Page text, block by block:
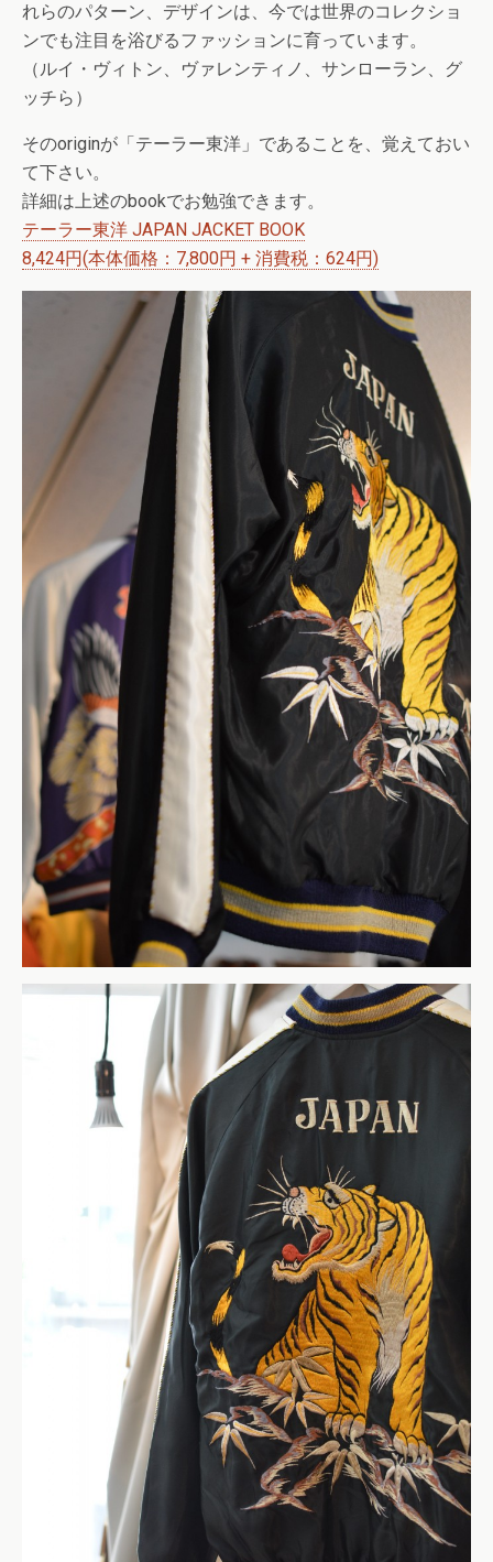
れらのパターン、デザインは、今では世界のコレクショ
ンでも注目を浴びるファッションに育っています。
（ルイ・ヴィトン、ヴァレンティノ、サンローラン、グ
ッチら）
そのoriginが「テーラー東洋」であることを、覚えておい
て下さい。
詳細は上述のbookでお勉強できます。
テーラー東洋 JAPAN JACKET BOOK
8,424円(本体価格：7,800円 + 消費税：624円)